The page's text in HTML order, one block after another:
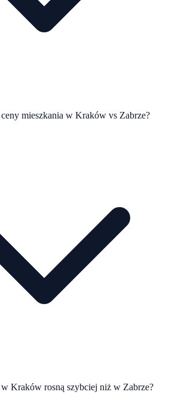
mieszkania w Kraków vs Zabrze?
Kraków rosną szybciej niż w Zabrze?